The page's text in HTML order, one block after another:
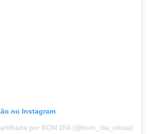
no Instagram
por BOM DIA (@bom_dia_oficial)